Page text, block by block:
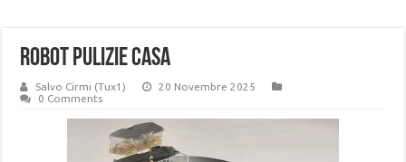
robot pulizie casa
Salvo Cirmi (Tux1)
20 Novembre 2025
0 Comments